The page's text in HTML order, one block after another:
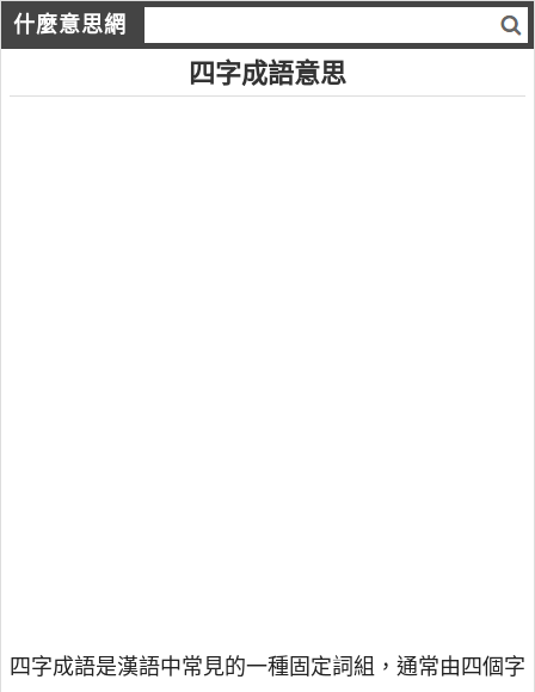
什麼意思網
四字成語意思
四字成語是漢語中常見的一種固定詞組，通常由四個字